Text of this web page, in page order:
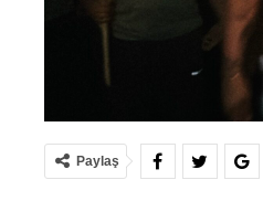
Paylaş